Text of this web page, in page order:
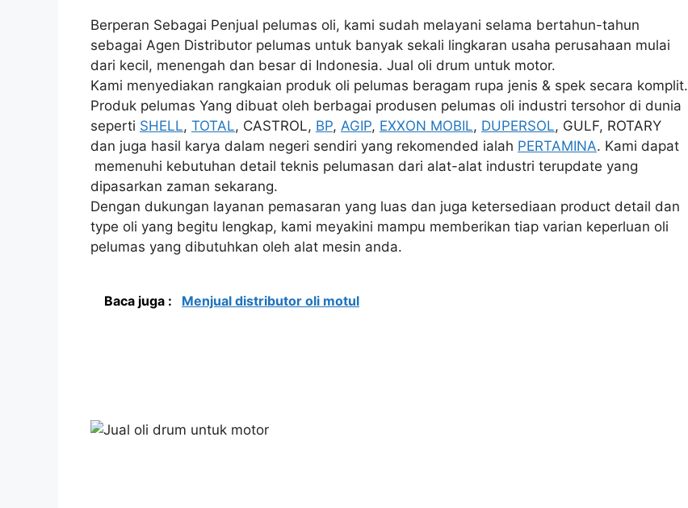
Berperan Sebagai Penjual pelumas oli, kami sudah melayani selama bertahun-tahun
sebagai Agen Distributor pelumas untuk banyak sekali lingkaran usaha perusahaan mulai
dari kecil, menengah dan besar di Indonesia. Jual oli drum untuk motor.
Kami menyediakan rangkaian produk oli pelumas beragam rupa jenis & spek secara komplit.
Produk pelumas Yang dibuat oleh berbagai produsen pelumas oli industri tersohor di dunia
seperti SHELL, TOTAL, CASTROL, BP, AGIP, EXXON MOBIL, DUPERSOL, GULF, ROTARY
dan juga hasil karya dalam negeri sendiri yang rekomended ialah PERTAMINA. Kami dapat
memenuhi kebutuhan detail teknis pelumasan dari alat-alat industri terupdate yang
dipasarkan zaman sekarang.
Dengan dukungan layanan pemasaran yang luas dan juga ketersediaan product detail dan
type oli yang begitu lengkap, kami meyakini mampu memberikan tiap varian keperluan oli
pelumas yang dibutuhkan oleh alat mesin anda.
Baca juga : Menjual distributor oli motul